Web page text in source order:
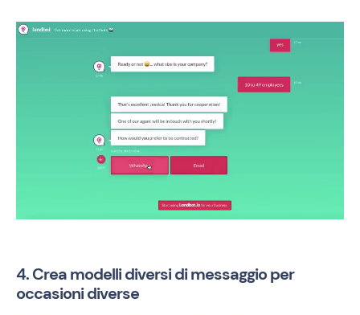
4. Crea modelli diversi di messaggio per
occasioni diverse